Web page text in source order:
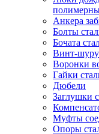
Анкера
Болты
Бочата
Винт-
Воронки
Гайки
Дюбели
Заглушки
Муфты
Опоры